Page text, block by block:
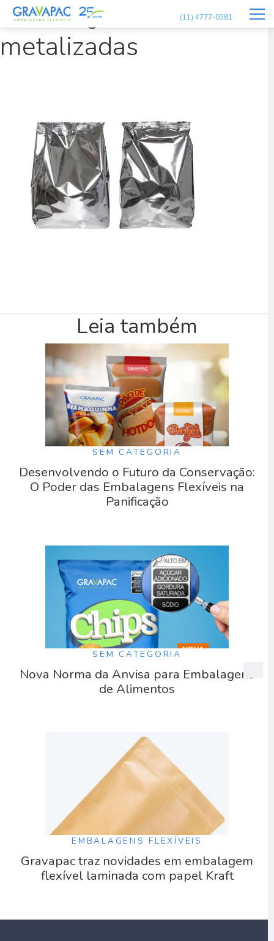
(11) 4777-0381
embalagens-flexiveis-
metalizadas
Leia também
SEM CATEGORIA
Desenvolvendo o Futuro da Conservação:
O Poder das Embalagens Flexíveis na
Panificação
SEM CATEGORIA
Nova Norma da Anvisa para Embalagens
de Alimentos
EMBALAGENS FLEXÍVEIS
Gravapac traz novidades em embalagem
flexível laminada com papel Kraft